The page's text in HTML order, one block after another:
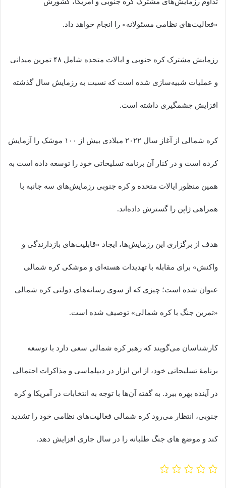
«فعالیت‌های نظامی مسئولانه» را انجام خواهد داد.
رزمایش مشترک کره جنوبی و ایالات متحده شامل ۴۸ تمرین میدانی
و عملیات‌ شبیه‌سازی شده است که نسبت به رزمایش سال گذشته
افزایش چشمگیری داشته است.
کره شمالی از آغاز سال ۲۰۲۲ میلادی بیش از ۱۰۰ موشک را آزمایش
کرده است و در کنار آن برنامه تسلیحاتی خود را توسعه داده است به
همین منظور ایالات متحده و کره جنوبی رزمایش‌های سه جانبه با
همراهی ژاپن را گسترش داده‌اند.
هدف از برگزاری این رزمایش‌ها، ایجاد «قابلیت‌های بازدارندگی و
واکنش» برای مقابله با تهدیدات هسته‌ای و موشکی کره شمالی
عنوان شده است؛ چیزی که از سوی رسانه‌های دولتی کره شمالی
«تمرین جنگ با کره شمالی» توصیف شده است.
کارشناسان می‌گویند که رهبر کره شمالی سعی دارد با توسعه
برنامۀ تسلیحاتی خود، از این ابزار در دیپلماسی و مذاکرات احتمالی
در آینده بهره ببرد. به گفته آن‌ها با توجه به انتخابات در آمریکا و کره
جنوبی، انتظار می‌رود کره شمالی فعالیت‌های نظامی خود را تشدید
کند و موضع های جنگ طلبانه را در سال جاری افزایش دهد.